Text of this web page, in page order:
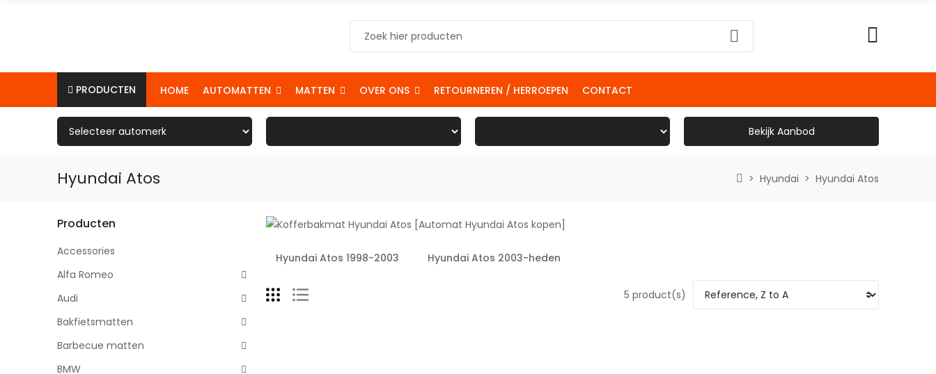
PRODUCTEN HOME AUTOMATTEN MATTEN OVER ONS RETOURNEREN / HERROEPEN CONTACT
Bekijk Aanbod
Hyundai Atos Hyundai Hyundai Atos
Producten
Accessories
Alfa Romeo
Audi
Bakfietsmatten
Barbecue matten
BMW
Hyundai Atos 1998-2003 Hyundai Atos 2003-heden
5 product(s)